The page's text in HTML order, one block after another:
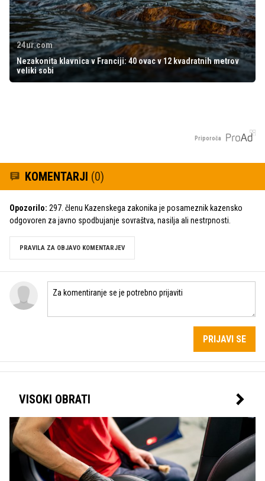
24ur.com
Nezakonita klavnica v Franciji: 40 ovac v 12 kvadratnih metrov
veliki sobi
Priporoča
KOMENTARJI (0)
Opozorilo: 297. členu Kazenskega zakonika je posameznik kazensko
odgovoren za javno spodbujanje sovraštva, nasilja ali nestrpnosti.
PRAVILA ZA OBJAVO KOMENTARJEV
PRIJAVI SE
VISOKI OBRATI